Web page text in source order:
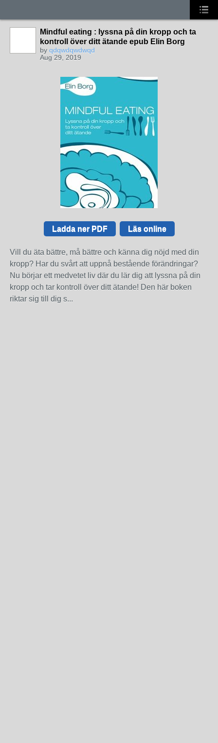
Mindful eating : lyssna på din kropp och ta
kontroll över ditt ätande epub Elin Borg
by qdqwdqwdwqd
Aug 29, 2019
Ladda ner PDF Läs online
Vill du äta bättre, må bättre och känna dig nöjd med din
kropp? Har du svårt att uppnå bestående förändringar?
Nu börjar ett medvetet liv där du lär dig att lyssna på din
kropp och tar kontroll över ditt ätande! Den här boken
riktar sig till dig s...